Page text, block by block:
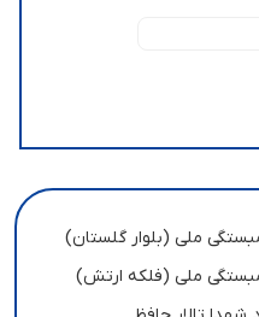
ملی (بلوار گلستان)
ملی (فلکه ارتش)